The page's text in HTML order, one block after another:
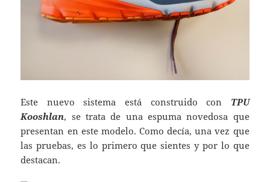
Este nuevo sistema está construido con TPU
Kooshlan, se trata de una espuma novedosa que
presentan en este modelo. Como decía, una vez que
las pruebas, es lo primero que sientes y por lo que
destacan.